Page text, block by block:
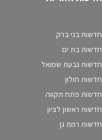
חדשות בני ברק
חדשות בת ים
חדשות גבעת שמואל
חדשות חולון
חדשות פתח תקווה
חדשות ראשון לציון
חדשות רמת גן